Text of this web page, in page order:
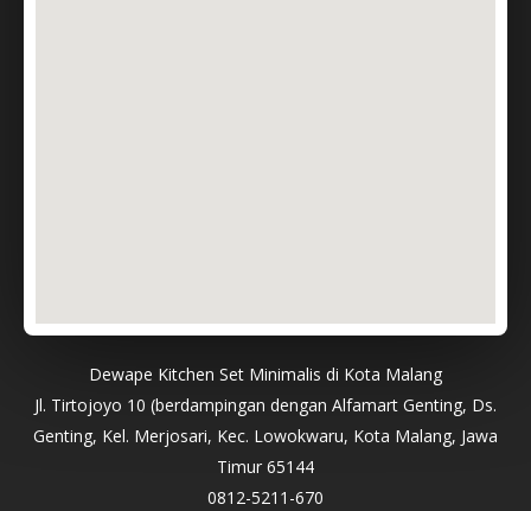
Dewape Kitchen Set Minimalis di Kota Malang
Jl. Tirtojoyo 10 (berdampingan dengan Alfamart Genting, Ds.
Genting, Kel. Merjosari, Kec. Lowokwaru, Kota Malang, Jawa
Timur 65144
0812-5211-670